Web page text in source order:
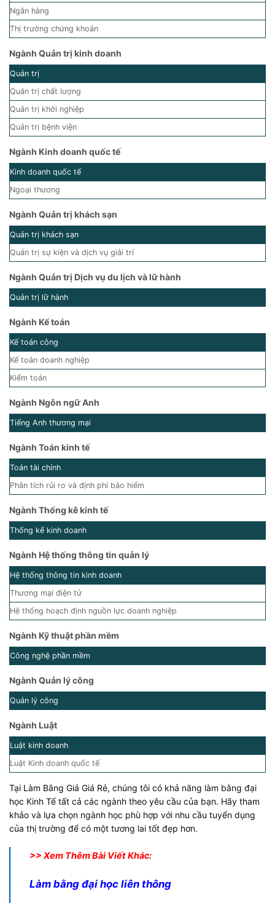
Ngân hàng
Thị trường chứng khoán
Ngành Quản trị kinh doanh
Quản trị
Quản trị chất lượng
Quản trị khởi nghiệp
Quản trị bệnh viện
Ngành Kinh doanh quốc tế
Kinh doanh quốc tế
Ngoại thương
Ngành Quản trị khách sạn
Quản trị khách sạn
Quản trị sự kiện và dịch vụ giải trí
Ngành Quản trị Dịch vụ du lịch và lữ hành
Quản trị lữ hành
Ngành Kế toán
Kế toán công
Kế toán doanh nghiệp
Kiểm toán
Ngành Ngôn ngữ Anh
Tiếng Anh thương mại
Ngành Toán kinh tế
Toán tài chính
Phân tích rủi ro và định phí bảo hiểm
Ngành Thống kê kinh tế
Thống kế kinh doanh
Ngành Hệ thống thông tin quản lý
Hệ thống thông tin kinh doanh
Thương mại điện tử
Hệ thống hoạch định nguồn lực doanh nghiệp
Ngành Kỹ thuật phần mềm
Công nghệ phần mềm
Ngành Quản lý công
Quản lý công
Ngành Luật
Luật kinh doanh
Luật Kinh doanh quốc tế
Tại Làm Bằng Giả Giá Rẻ, chúng tôi có khả năng làm bằng đại
học Kinh Tế tất cả các ngành theo yêu cầu của bạn. Hãy tham
khảo và lựa chọn ngành học phù hợp với nhu cầu tuyển dụng
của thị trường để có một tương lai tốt đẹp hơn.
>> Xem Thêm Bài Viết Khác:
Làm bằng đại học liên thông